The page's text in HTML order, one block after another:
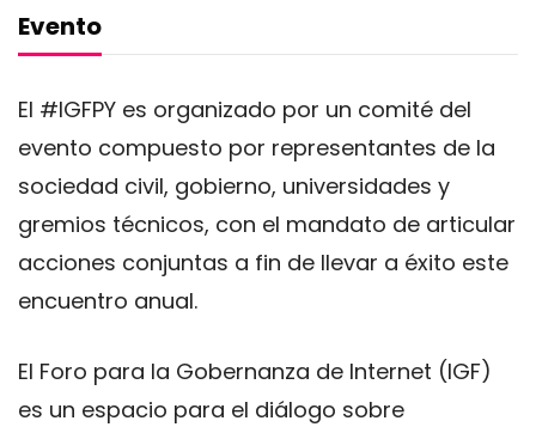
Evento
El #IGFPY es organizado por un comité del
evento compuesto por representantes de la
sociedad civil, gobierno, universidades y
gremios técnicos, con el mandato de articular
acciones conjuntas a fin de llevar a éxito este
encuentro anual.
El Foro para la Gobernanza de Internet (IGF)
es un espacio para el diálogo sobre